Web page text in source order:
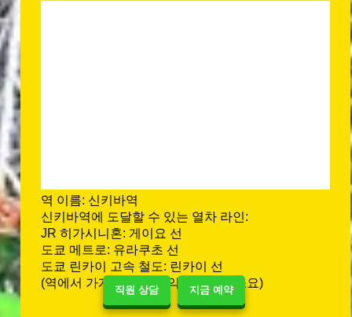
직원 상담 지금 예약
역 이름: 신키바역
신키바역에 도달할 수 있는 열차 라인:
JR 히가시니혼: 게이요 선
도쿄 메트로: 유라쿠초 선
도쿄 린카이 고속 철도: 린카이 선
(역에서 가게까지 도보 약 10~13분 소요)